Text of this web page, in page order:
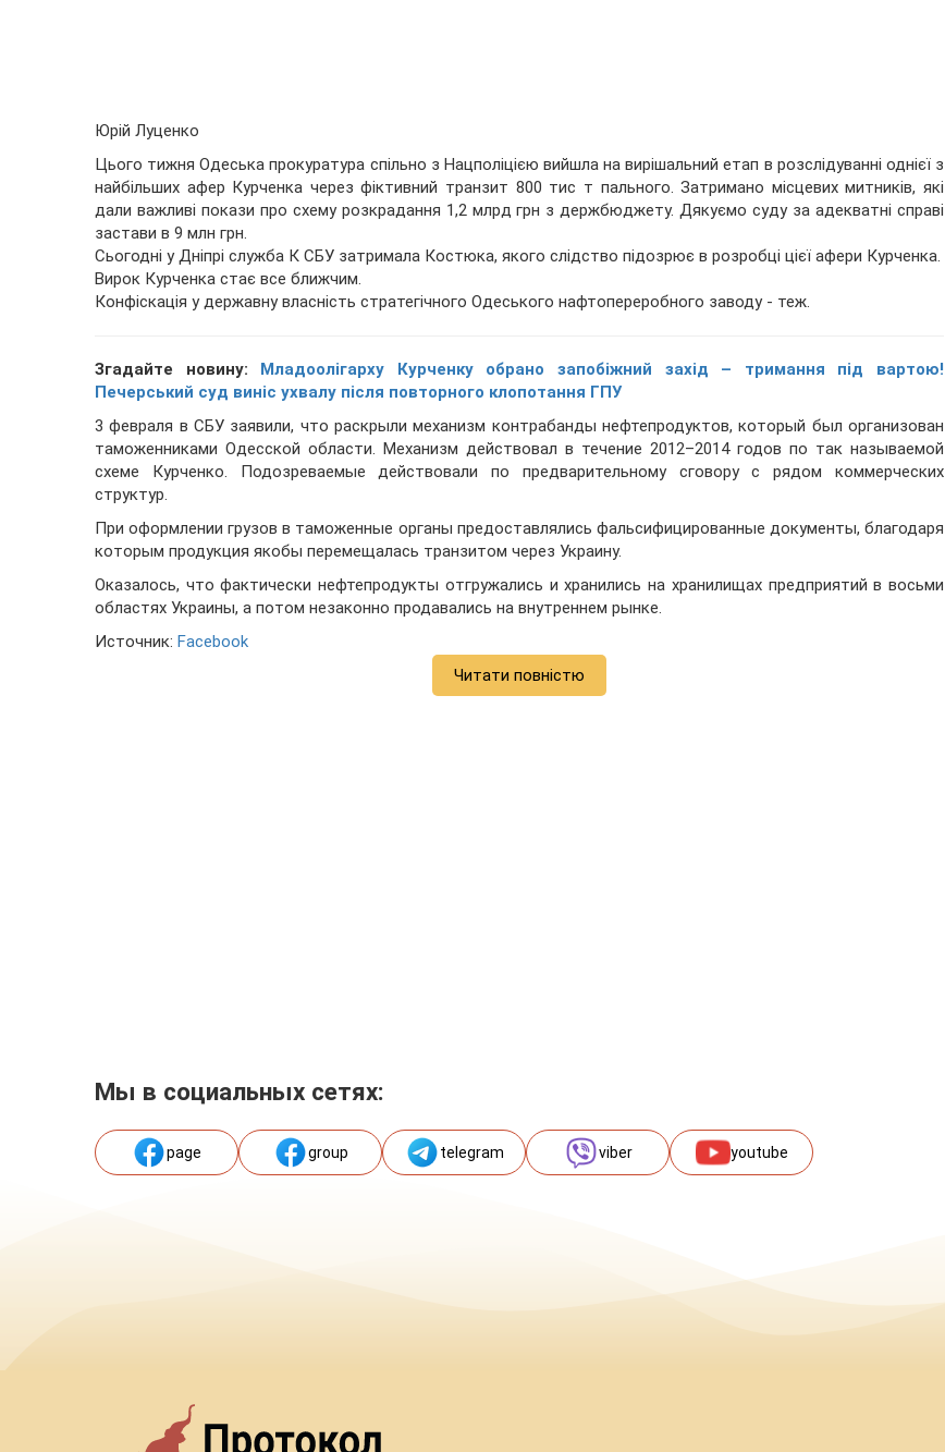
Юрій Луценко
Цього тижня Одеська прокуратура спільно з Нацполіцією вийшла на вирішальний етап в розслідуванні однієї з
найбільших афер Курченка через фіктивний транзит 800 тис т пального. Затримано місцевих митників, які
дали важливі покази про схему розкрадання 1,2 млрд грн з держбюджету. Дякуємо суду за адекватні справі
застави в 9 млн грн.
Сьогодні у Дніпрі служба К СБУ затримала Костюка, якого слідство підозрює в розробці цієї афери Курченка.
Вирок Курченка стає все ближчим.
Конфіскація у державну власність стратегічного Одеського нафтопереробного заводу - теж.
Згадайте новину:
Младоолігарху Курченку обрано запобіжний захід – тримання під вартою!
Печерський суд виніс ухвалу після повторного клопотання ГПУ
3 февраля в СБУ заявили, что раскрыли механизм контрабанды нефтепродуктов, который был организован
таможенниками Одесской области. Механизм действовал в течение 2012–2014 годов по так называемой
схеме Курченко. Подозреваемые действовали по предварительному сговору с рядом коммерческих
структур.
При оформлении грузов в таможенные органы предоставлялись фальсифицированные документы, благодаря
которым продукция якобы перемещалась транзитом через Украину.
Оказалось, что фактически нефтепродукты отгружались и хранились на хранилищах предприятий в восьми
областях Украины, а потом незаконно продавались на внутреннем рынке.
Источник: Facebook
Читати повністю
Мы в социальных сетях:
page group telegram viber youtube